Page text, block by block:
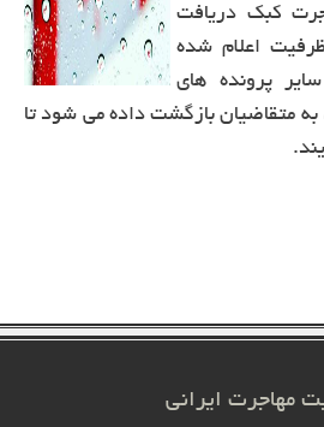
کبک دریافت
است جز ۳۵۰۰ ظرفیت اعلام شده
پرونده های
به متقاضیان بازگشت داده می شود تا
مهاجرت ایرانی